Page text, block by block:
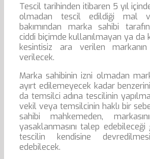
Tescil tarihinden itibaren 5 yıl
olmadan tescil edildiği mal
bakımından marka sahibi
ciddi biçimde kullanılmayan ya da
kesintisiz ara verilen
verilecek.
Marka sahibinin izni olmadan
ayırt edilemeyecek kadar
da temsilci adına tescilinin
vekil veya temsilcinin haklı bir
sahibi mahkemeden,
yasaklanmasını talep
tescilin kendisine
edebilecek.